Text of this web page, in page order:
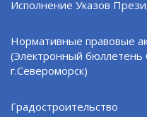
Исполнение Указов
Нормативные правовые
(Электронный
г.Североморск)
Градостроительство
При полном или
Если Вы
курсором слово
Политика в